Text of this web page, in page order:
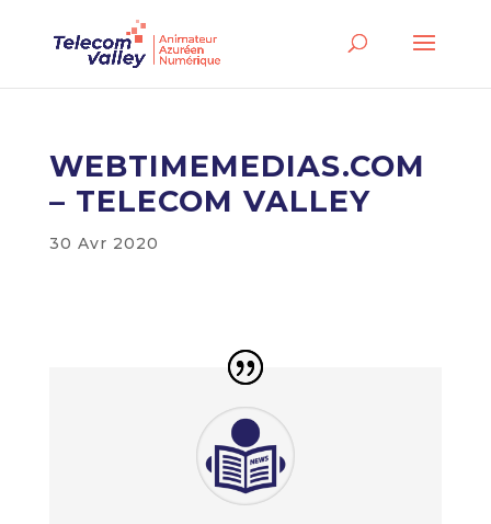
WEBTIMEMEDIAS.COM
– TELECOM VALLEY
30 Avr 2020